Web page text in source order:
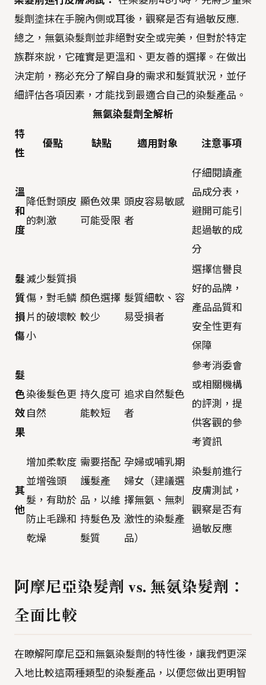
髮劑塗抹在手腕內側或耳後，觀察是否有過敏反應.
總之，無氨染髮劑並非絕對安全或完美，但對於特定
族群來說，它確實是更溫和、更友善的選擇。在做出
決定前，務必充分了解自身的需求和髮質狀況，並仔
細評估各項因素，才能找到最適合自己的染髮產品。
無氨染髮劑全解析
特
性
優點 缺點 適用對象 注意事項
溫
和
度
降低對頭皮
的刺激
顯色效果
可能受限
頭皮容易敏感
者
仔細閱讀產
品成分表，
避開可能引
起過敏的成
分
髮
質
損
傷
減少髮質損
傷，對毛鱗
片的破壞較
小
顏色選擇
較少
髮質細軟、容
易受損者
選擇信譽良
好的品牌，
產品品質和
安全性更有
保障
髮
色
效
果
染後髮色更
自然
持久度可
能較短
追求自然髮色
者
參考消委會
或相關機構
的評測，提
供客觀的參
考資訊
其
他
增加柔軟度
並增強頭
髮，有助於
防止毛躁和
乾燥
需要搭配
護髮產
品，以維
持髮色及
髮質
孕婦或哺乳期
婦女（建議選
擇無氨、無刺
激性的染髮產
品）
染髮前進行
皮膚測試，
觀察是否有
過敏反應
阿摩尼亞染髮劑 vs. 無氨染髮劑：
全面比較
在瞭解阿摩尼亞和無氨染髮劑的特性後，讓我們更深
入地比較這兩種類型的染髮產品，以便您做出更明智